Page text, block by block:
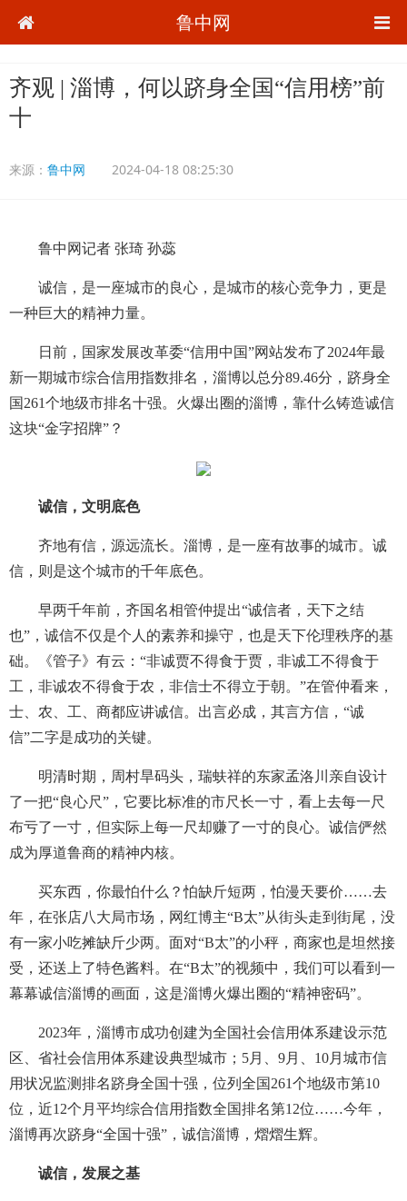
鲁中网
齐观 | 淄博，何以跻身全国“信用榜”前
十
来源： 鲁中网 2024-04-18 08:25:30
鲁中网记者 张琦 孙蕊
诚信，是一座城市的良心，是城市的核心竞争力，更是
一种巨大的精神力量。
日前，国家发展改革委“信用中国”网站发布了2024年最
新一期城市综合信用指数排名，淄博以总分89.46分，跻身全
国261个地级市排名十强。火爆出圈的淄博，靠什么铸造诚信
这块“金字招牌”？
诚信，文明底色
齐地有信，源远流长。淄博，是一座有故事的城市。诚
信，则是这个城市的千年底色。
早两千年前，齐国名相管仲提出“诚信者，天下之结
也”，诚信不仅是个人的素养和操守，也是天下伦理秩序的基
础。《管子》有云：“非诚贾不得食于贾，非诚工不得食于
工，非诚农不得食于农，非信士不得立于朝。”在管仲看来，
士、农、工、商都应讲诚信。出言必成，其言方信，“诚
信”二字是成功的关键。
明清时期，周村旱码头，瑞蚨祥的东家孟洛川亲自设计
了一把“良心尺”，它要比标准的市尺长一寸，看上去每一尺
布亏了一寸，但实际上每一尺却赚了一寸的良心。诚信俨然
成为厚道鲁商的精神内核。
买东西，你最怕什么？怕缺斤短两，怕漫天要价……去
年，在张店八大局市场，网红博主“B太”从街头走到街尾，没
有一家小吃摊缺斤少两。面对“B太”的小秤，商家也是坦然接
受，还送上了特色酱料。在“B太”的视频中，我们可以看到一
幕幕诚信淄博的画面，这是淄博火爆出圈的“精神密码”。
2023年，淄博市成功创建为全国社会信用体系建设示范
区、省社会信用体系建设典型城市；5月、9月、10月城市信
用状况监测排名跻身全国十强，位列全国261个地级市第10
位，近12个月平均综合信用指数全国排名第12位……今年，
淄博再次跻身“全国十强”，诚信淄博，熠熠生辉。
诚信，发展之基